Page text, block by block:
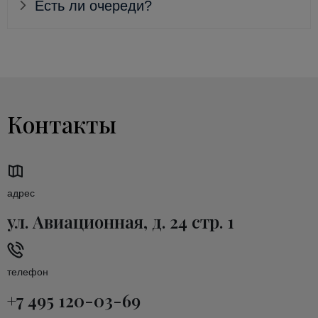
Есть ли очереди?
Контакты
адрес
ул. Авиационная, д. 24 стр. 1
телефон
+7 495 120-03-69